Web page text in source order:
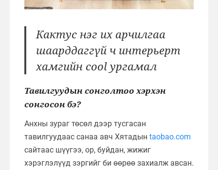
Кактус нэг их арчилгаа
шаарддаггүй ч интерьерт
хамгийн cool ургамал
Тавилгуудын сонголтоо хэрхэн
сонгосон бэ?
Анхны зураг төсөл дээр тусгасан
тавилгуудаас санаа авч Хятадын taobao.com
сайтаас шүүгээ, ор, буйдан, жижиг
хэрэглэлүүд зэргийг би өөрөө захиалж авсан.